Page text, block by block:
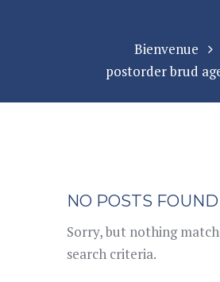
Bienvenue
postorder brud
NO POSTS FOUND
Sorry, but nothing
search criteria.